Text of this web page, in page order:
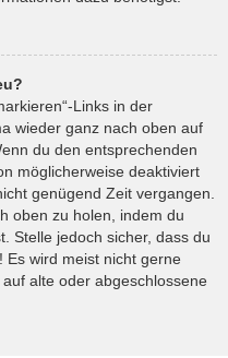
Links in der
wieder ganz nach oben auf
du den entsprechenden
möglicherweise deaktiviert
genügend Zeit vergangen.
oben zu holen, indem du
Stelle jedoch sicher, dass du
Es wird meist nicht gerne
alte oder abgeschlossene